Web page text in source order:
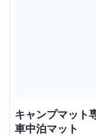
キャンプマット
車中泊マット